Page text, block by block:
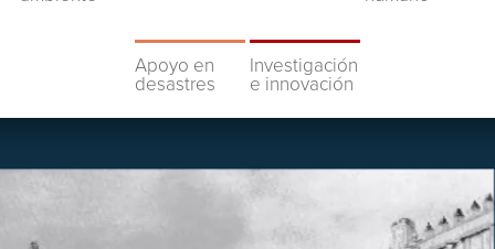
Apoyo en
desastres
Investigación
e innovación